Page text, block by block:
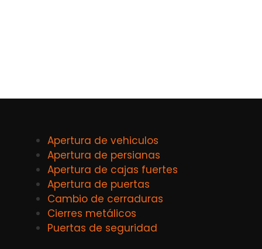
Apertura de vehiculos
Apertura de persianas
Apertura de cajas fuertes
Apertura de puertas
Cambio de cerraduras
Cierres metálicos
Puertas de seguridad